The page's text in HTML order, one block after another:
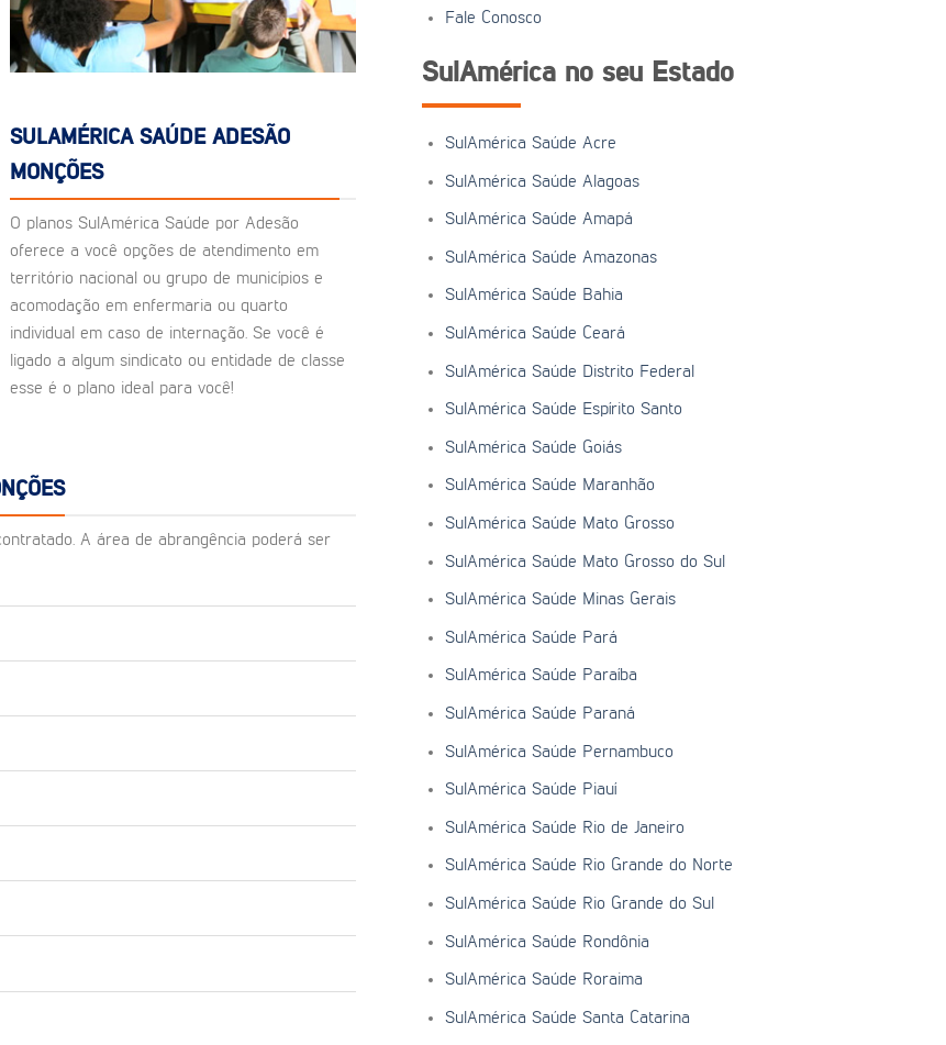
SULAMÉRICA SAÚDE ADESÃO
MONÇÕES
O planos SulAmérica Saúde por Adesão
oferece a você opções de atendimento em
território nacional ou grupo de municípios e
acomodação em enfermaria ou quarto
individual em caso de internação. Se você é
ligado a algum sindicato ou entidade de classe
esse é o plano ideal para você!
A área de abrangência poderá ser
Fale Conosco
SulAmérica no seu Estado
SulAmérica Saúde Acre
SulAmérica Saúde Alagoas
SulAmérica Saúde Amapá
SulAmérica Saúde Amazonas
SulAmérica Saúde Bahia
SulAmérica Saúde Ceará
SulAmérica Saúde Distrito Federal
SulAmérica Saúde Espírito Santo
SulAmérica Saúde Goiás
SulAmérica Saúde Maranhão
SulAmérica Saúde Mato Grosso
SulAmérica Saúde Mato Grosso do Sul
SulAmérica Saúde Minas Gerais
SulAmérica Saúde Pará
SulAmérica Saúde Paraíba
SulAmérica Saúde Paraná
SulAmérica Saúde Pernambuco
SulAmérica Saúde Piauí
SulAmérica Saúde Rio de Janeiro
SulAmérica Saúde Rio Grande do Norte
SulAmérica Saúde Rio Grande do Sul
SulAmérica Saúde Rondônia
SulAmérica Saúde Roraima
SulAmérica Saúde Santa Catarina